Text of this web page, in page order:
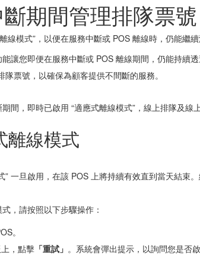
期間管理排隊票號
線模式”，以便在服務中斷或 POS 離線時，仍能繼續
能讓您即便在服務中斷或 POS 離線期間，仍能持
票號，以確保為顧客提供不間斷的服務。
期間，即時已啟用 “適應式離線模式”，線上排隊及
離線模式
” 一旦啟用，在該 POS 上將持續有效直到當天結
，請按照以下步驟操作：
。
，點擊 「重試」 。系統會彈出提示，以詢問您是否啟